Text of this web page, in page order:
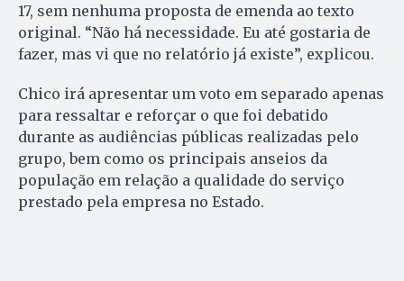
17, sem nenhuma proposta de emenda ao texto
original. “Não há necessidade. Eu até gostaria de
fazer, mas vi que no relatório já existe”, explicou.
Chico irá apresentar um voto em separado apenas
para ressaltar e reforçar o que foi debatido
durante as audiências públicas realizadas pelo
grupo, bem como os principais anseios da
população em relação a qualidade do serviço
prestado pela empresa no Estado.